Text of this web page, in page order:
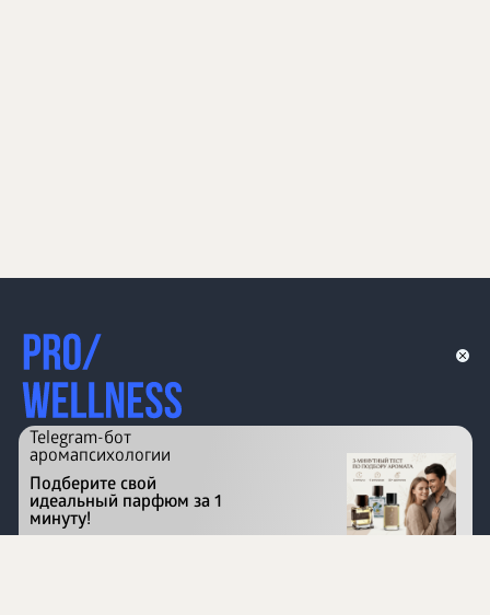
Перейти на сайт
Telegram-бот
аромапсихологии
Подберите свой
идеальный парфюм за 1
минуту!